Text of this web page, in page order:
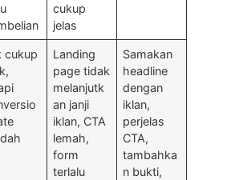
cukup
jelas
cukup
Landing
page tidak
melanjutk
an janji
iklan, CTA
lemah,
form
terlalu
Samakan
headline
dengan
iklan,
perjelas
CTA,
tambahka
n bukti,